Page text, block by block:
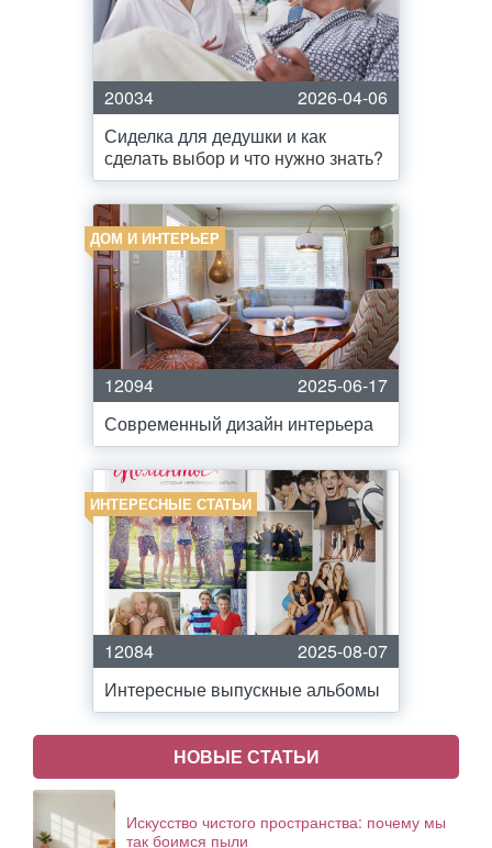
20034
2026-04-06
Сиделка для дедушки и как
сделать выбор и что нужно знать?
ДОМ И ИНТЕРЬЕР
12094
2025-06-17
Современный дизайн интерьера
ИНТЕРЕСНЫЕ СТАТЬИ
12084
2025-08-07
Интересные выпускные альбомы
НОВЫЕ СТАТЬИ
Искусство чистого пространства: почему мы
так боимся пыли